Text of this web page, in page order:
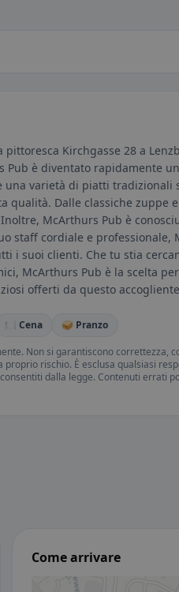
Kirchgasse 28 a
è diventato rapidamente
varietà di piatti tradizionali
Dalle classiche zuppe
McArthurs Pub è
staff cordiale e professionale,
i suoi clienti. Che tu stia
McArthurs Pub è la scelta
offerti da questo
🍽️ Cena
🥪 Pranzo
Non si garantiscono correttezza,
rischio. È esclusa qualsiasi
dalla legge. Contenuti errati
Come arrivare